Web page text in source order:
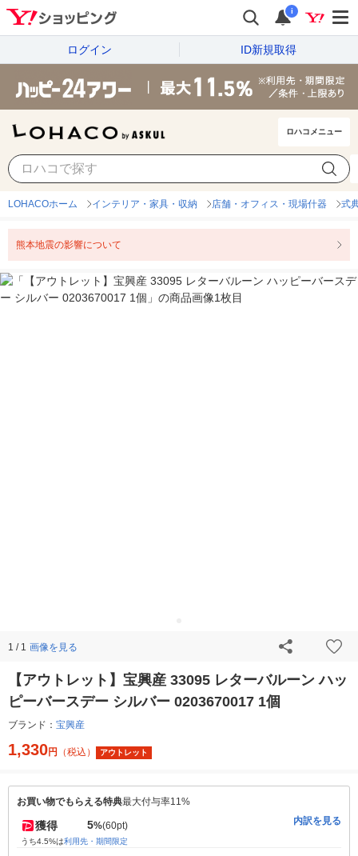
i
ログイン ID新規取得
ロハコメニュー
LOHACOホーム インテリア・家具・収納 店舗・オフィス・現場什器 式
熊本地震の影響について
1 / 1 画像を見る
【アウトレット】宝興産 33095 レターバルーン ハッ
ピーバースデー シルバー 0203670017 1個
ブランド： 宝興産
1,330円 （税込） アウトレット
お買い物でもらえる特典最大付与率11%
獲得 5%(60pt)
うち4.5%は利用先・期間限定
内訳を見る